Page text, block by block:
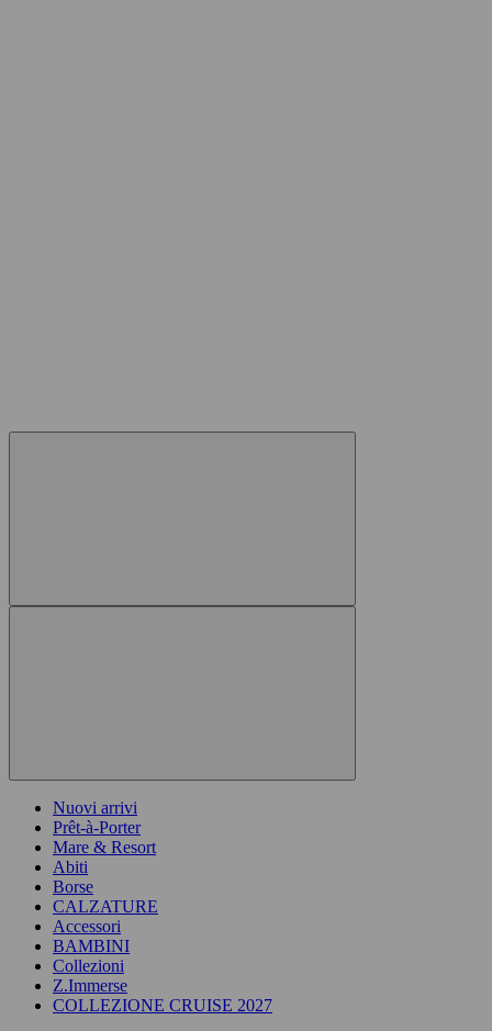
Nuovi arrivi
Prêt-à-Porter
Mare & Resort
Abiti
Borse
CALZATURE
Accessori
BAMBINI
Collezioni
Z.Immerse
COLLEZIONE CRUISE 2027